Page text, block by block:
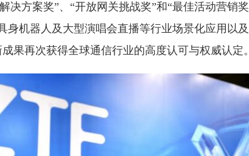
决方案奖”、“开放网关挑战奖”和“最佳活动营销
身机器人及大型演唱会直播等行业场景化应用以
果再次获得全球通信行业的高度认可与权威认定。